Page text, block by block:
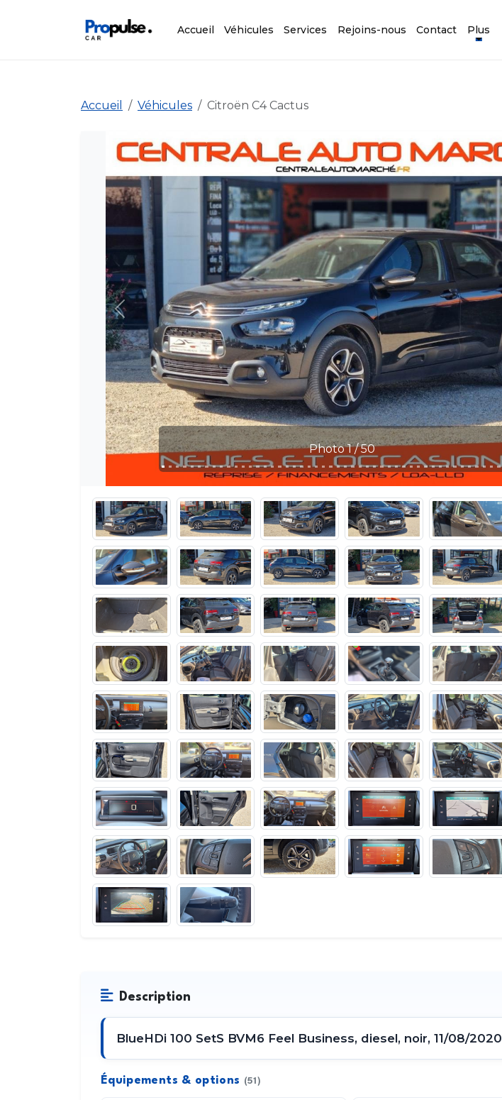
Accueil Véhicules Services Rejoins-nous Contact Plus
Accueil Véhicules Citroën C4 Cactus
Photo 1 / 50
Précédent
Description
BlueHDi 100 SetS BVM6 Feel Business, diesel, noir, 11/08/2020
Équipements & options (51)